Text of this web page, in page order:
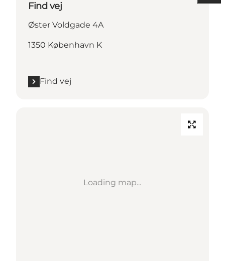
Find vej
Øster Voldgade 4A
1350 København K
Find vej
Loading map...